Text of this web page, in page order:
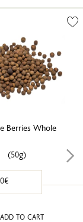
Berries Whole
(50g)
ADD TO CART